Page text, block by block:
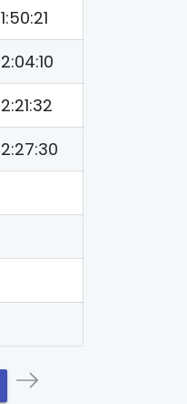
1:50:21
2:04:10
2:21:32
2:27:30